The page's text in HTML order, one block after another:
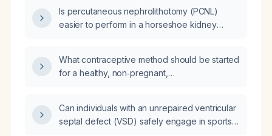
Is percutaneous nephrolithotomy (PCNL)
easier to perform in a horseshoe kidney
What contraceptive method should be started
for a healthy, non‑pregnant,
history of thromboembolism, uncontrolled
hypertension, migraine with aura, or
Can individuals with an unrepaired ventricular
septal defect (VSD) safely engage in sports